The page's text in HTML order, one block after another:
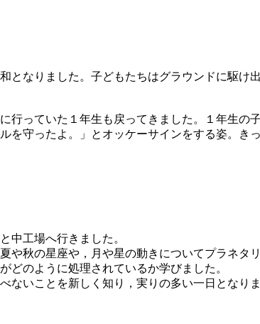
となりました。子どもたちはグラウンドに駆け
行っていた１年生も戻ってきました。１年生の
を守ったよ。」とオッケーサインをする姿。き
工場へ行きました。
秋の星座や，月や星の動きについてプラネタリ
のように処理されているか学びました。
いことを新しく知り，実りの多い一日となりま